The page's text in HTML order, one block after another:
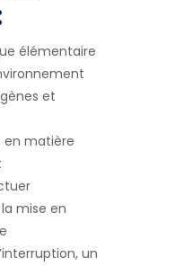
élémentaire
et
en matière
mise en
un